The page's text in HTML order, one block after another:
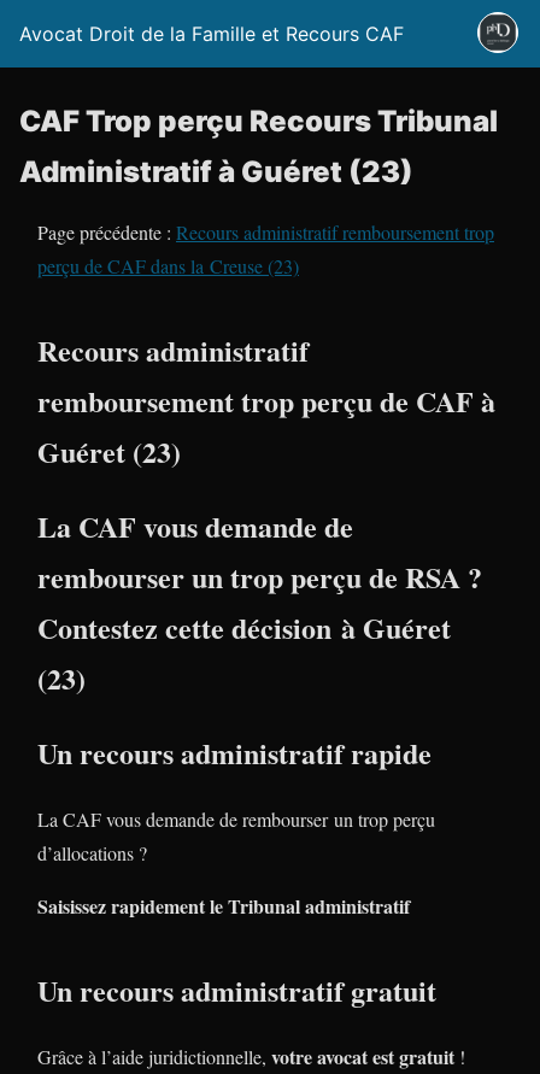
Avocat Droit de la Famille et Recours CAF
CAF Trop perçu Recours Tribunal
Administratif à Guéret (23)
Page précédente : Recours administratif remboursement trop
perçu de CAF dans la Creuse (23)
Recours administratif
remboursement trop perçu de CAF à
Guéret (23)
La CAF vous demande de
rembourser un trop perçu de RSA ?
Contestez cette décision à Guéret
(23)
Un recours administratif rapide
La CAF vous demande de rembourser un trop perçu
d’allocations ?
Saisissez rapidement le Tribunal administratif
Un recours administratif gratuit
Grâce à l’aide juridictionnelle, votre avocat est gratuit !